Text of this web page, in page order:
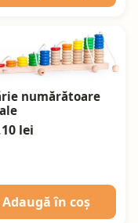
numărătoare
lei
Adaugă în coș